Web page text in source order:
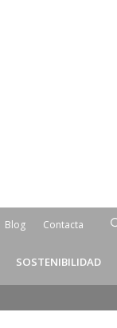
Blog Contacta
SOSTENIBILIDAD